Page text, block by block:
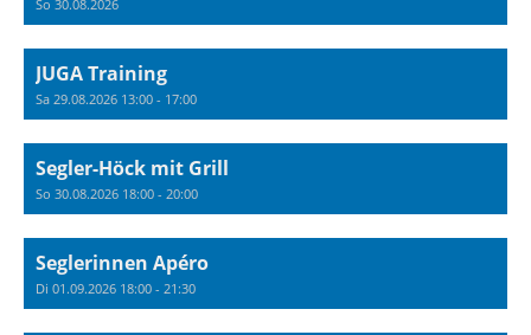
So 30.08.2026
JUGA Training
Sa 29.08.2026 13:00 - 17:00
Segler-Höck mit Grill
So 30.08.2026 18:00 - 20:00
Seglerinnen Apéro
Di 01.09.2026 18:00 - 21:30